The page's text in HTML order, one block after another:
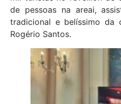
de pessoas na areai,
tradicional e belíssimo da
Rogério Santos.